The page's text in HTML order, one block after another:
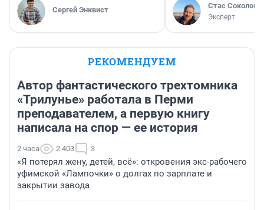
Сергей Энквист Стас Соколов
Эксперт
РЕКОМЕНДУЕМ
Автор фантастического трехтомника
«Трилунье» работала в Перми
преподавателем, а первую книгу
написала на спор — ее история
2 часа 2 403 3
«Я потерял жену, детей, всё»: откровения экс-рабочего
уфимской «Лампочки» о долгах по зарплате и
закрытии завода